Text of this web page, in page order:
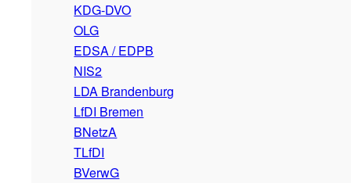
KDG-DVO
OLG
EDSA / EDPB
NIS2
LDA Brandenburg
LfDI Bremen
BNetzA
TLfDI
BVerwG